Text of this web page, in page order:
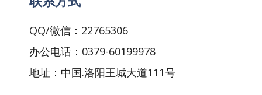
QQ/微信：22765306
办公电话：0379-60199978
地址：中国.洛阳王城大道111号